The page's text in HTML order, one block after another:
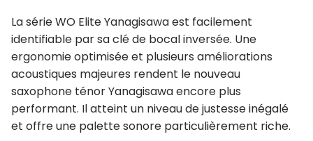
La série WO Elite Yanagisawa est facilement
identifiable par sa clé de bocal inversée. Une
ergonomie optimisée et plusieurs améliorations
acoustiques majeures rendent le nouveau
saxophone ténor Yanagisawa encore plus
performant. Il atteint un niveau de justesse inégalé
et offre une palette sonore particulièrement riche.